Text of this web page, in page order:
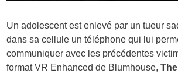
Un adolescent est enlevé par un tueur
dans sa cellule un téléphone qui lui
communiquer avec les précédentes
format VR Enhanced de Blumhouse,